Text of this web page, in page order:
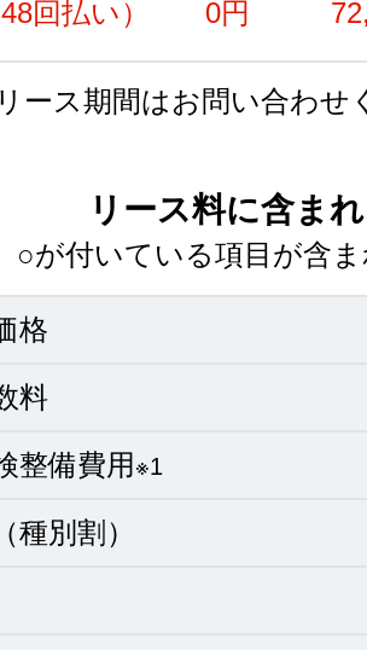
回払い） 0円
ース期間はお問い合わせ
リース料に含ま
○が付いている項目が含
格
料
整備費用 ※1
種別割）